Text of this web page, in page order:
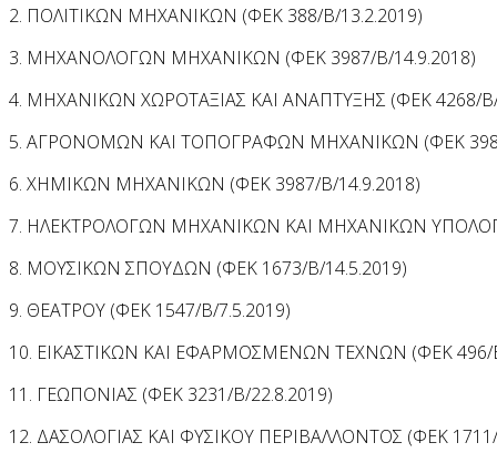
2. ΠΟΛΙΤΙΚΩΝ ΜΗΧΑΝΙΚΩΝ (ΦΕΚ 388/Β/13.2.2019)
3. ΜΗΧΑΝΟΛΟΓΩΝ ΜΗΧΑΝΙΚΩΝ (ΦΕΚ 3987/Β/14.9.2018)
4. ΜΗΧΑΝΙΚΩΝ ΧΩΡΟΤΑΞΙΑΣ ΚΑΙ ΑΝΑΠΤΥΞΗΣ (ΦΕΚ 4268/Β/
5. ΑΓΡΟΝΟΜΩΝ ΚΑΙ ΤΟΠΟΓΡΑΦΩΝ ΜΗΧΑΝΙΚΩΝ (ΦΕΚ
6. ΧΗΜΙΚΩΝ ΜΗΧΑΝΙΚΩΝ (ΦΕΚ 3987/Β/14.9.2018)
7. ΗΛΕΚΤΡΟΛΟΓΩΝ ΜΗΧΑΝΙΚΩΝ ΚΑΙ ΜΗΧΑΝΙΚΩΝ
8. ΜΟΥΣΙΚΩΝ ΣΠΟΥΔΩΝ (ΦΕΚ 1673/Β/14.5.2019)
9. ΘΕΑΤΡΟΥ (ΦΕΚ 1547/Β/7.5.2019)
10. ΕΙΚΑΣΤΙΚΩΝ ΚΑΙ ΕΦΑΡΜΟΣΜΕΝΩΝ ΤΕΧΝΩΝ (ΦΕΚ 496/
11. ΓΕΩΠΟΝΙΑΣ (ΦΕΚ 3231/Β/22.8.2019)
12. ΔΑΣΟΛΟΓΙΑΣ ΚΑΙ ΦΥΣΙΚΟΥ ΠΕΡΙΒΑΛΛΟΝΤΟΣ (ΦΕΚ